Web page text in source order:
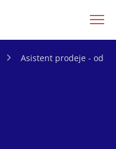
Asistent prodeje -